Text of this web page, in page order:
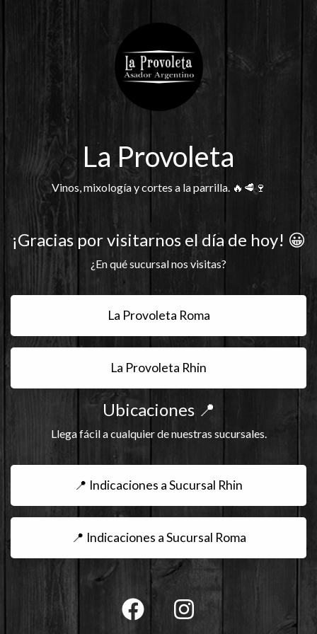
La Provoleta
Vinos, mixología y cortes a la parrilla. 🔥🥩🍷
¡Gracias por visitarnos el día de hoy! 😀
¿En qué sucursal nos visitas?
La Provoleta Roma
La Provoleta Rhin
Ubicaciones 📍
Llega fácil a cualquier de nuestras sucursales.
📍 Indicaciones a Sucursal Rhin
📍 Indicaciones a Sucursal Roma